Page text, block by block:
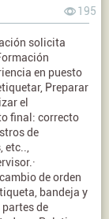
195
solicita
en puesto
Preparar
el
final: correcto
de
de orden
bandeja y
de